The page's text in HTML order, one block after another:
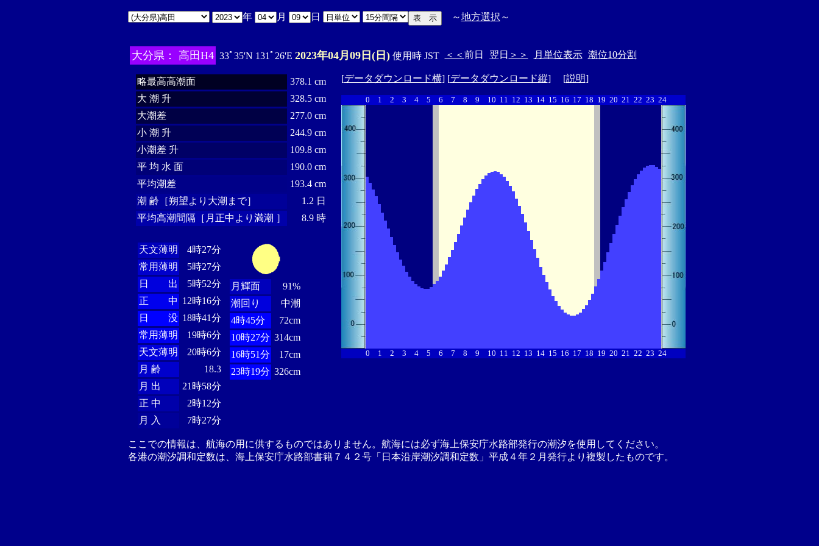
年 月 日 ～地方選択 ～
大分県： 高田H4 33ﾟ35'N 131ﾟ26'E 2023年04月09日(日)使用時 JST ＜＜ 前日 翌日 ＞＞ 月単位表示 潮位10分割
略最高高潮面
378.1 cm
大 潮 升
328.5 cm
大潮差
277.0 cm
小 潮 升
244.9 cm
小潮差 升
109.8 cm
平 均 水 面
190.0 cm
平均潮差
193.4 cm
潮 齢［朔望より大潮まで］
1.2 日
平均高潮間隔［月正中より満潮 ］
8.9 時
天文薄明
4時27分
常用薄明
5時27分
日 出
5時52分
正 中 12時16分
日 没 18時41分
常用薄明
19時6分
天文薄明
20時6分
月 齢
18.3
月 出
21時58分
正 中
2時12分
月 入
7時27分
月輝面
91%
潮回り
中潮
4時45分
72cm
10時27分 314cm
16時51分
17cm
23時19分 326cm
[データダウンロード横] [データダウンロード縦] [説明]
0 1 2 3 4 5 6 7 8 9 10 11 12 13 14 15 16 17 18 19 20 21 22 23 24
0 1 2 3 4 5 6 7 8 9 10 11 12 13 14 15 16 17 18 19 20 21 22 23 24
ここでの情報は、航海の用に供するものではありません。航海には必ず海上保安庁水路部発行の潮汐を使用してください。
各港の潮汐調和定数は、海上保安庁水路部書籍７４２号「日本沿岸潮汐調和定数」平成４年２月発行より複製したものです。